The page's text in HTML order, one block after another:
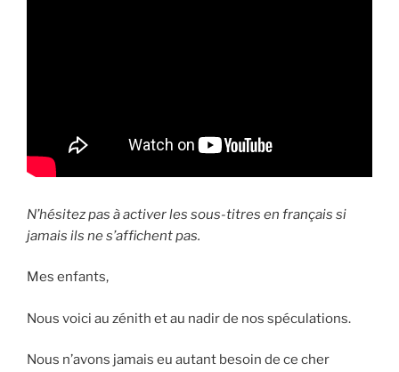
N’hésitez pas à activer les sous-titres en français si
jamais ils ne s’affichent pas.
Mes enfants,
Nous voici au zénith et au nadir de nos spéculations.
Nous n’avons jamais eu autant besoin de ce cher